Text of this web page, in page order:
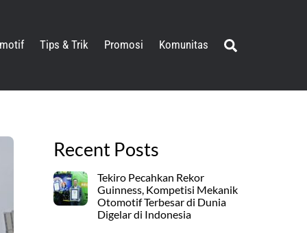
Tips & Trik Promosi Komunitas
Recent Posts
Tekiro Pecahkan Rekor
Guinness, Kompetisi Mekanik
Otomotif Terbesar di Dunia
Digelar di Indonesia